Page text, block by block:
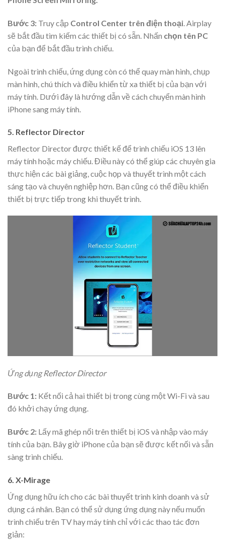
Bước 3: Truy cập Control Center trên điện thoại . Airplay
sẽ bắt đầu tìm kiếm các thiết bị có sẵn. Nhấn chọn tên PC
của bạn để bắt đầu trình chiếu.
Ngoài trình chiếu, ứng dụng còn có thể quay màn hình, chụp
màn hình, chú thích và điều khiển từ xa thiết bị của bạn với
máy tính. Dưới đây là hướng dẫn về cách chuyển màn hình
iPhone sang máy tính.
5. Reflector Director
Reflector Director được thiết kế để trình chiếu iOS 13 lên
máy tính hoặc máy chiếu. Điều này có thể giúp các chuyên gia
thực hiện các bài giảng, cuộc họp và thuyết trình một cách
sáng tạo và chuyên nghiệp hơn. Bạn cũng có thể điều khiển
thiết bị trực tiếp trong khi thuyết trình.
Ứng dụng Reflector Director
Bước 1: Kết nối cả hai thiết bị trong cùng một Wi-Fi và sau
đó khởi chạy ứng dụng.
Bước 2: Lấy mã ghép nối trên thiết bị iOS và nhập vào máy
tính của bạn. Bây giờ iPhone của bạn sẽ được kết nối và sẵn
sàng trình chiếu.
6. X-Mirage
Ứng dụng hữu ích cho các bài thuyết trình kinh doanh và sử
dụng cá nhân. Bạn có thể sử dụng ứng dụng này nếu muốn
trình chiếu trên TV hay máy tính chỉ với các thao tác đơn
giản: